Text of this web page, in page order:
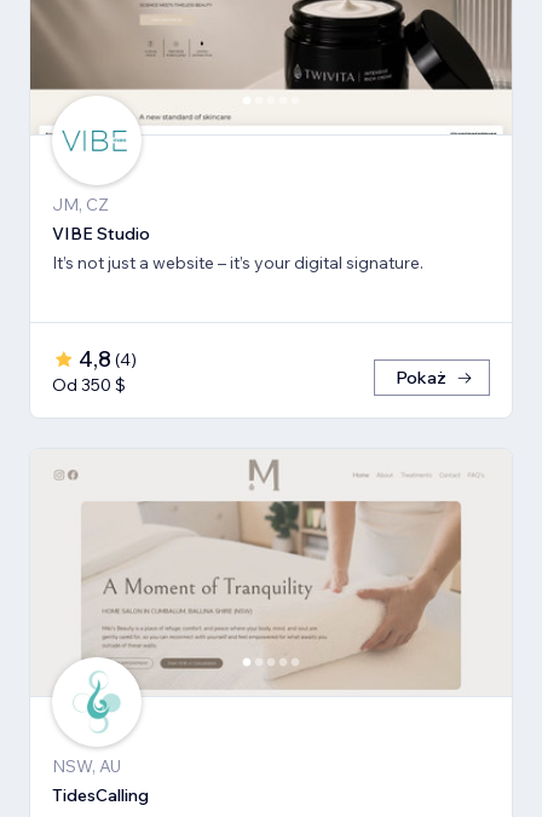
JM, CZ
VIBE Studio
It’s not just a website – it’s your digital signature.
4,8 (4)
Od 350 $
Pokaż
NSW, AU
TidesCalling